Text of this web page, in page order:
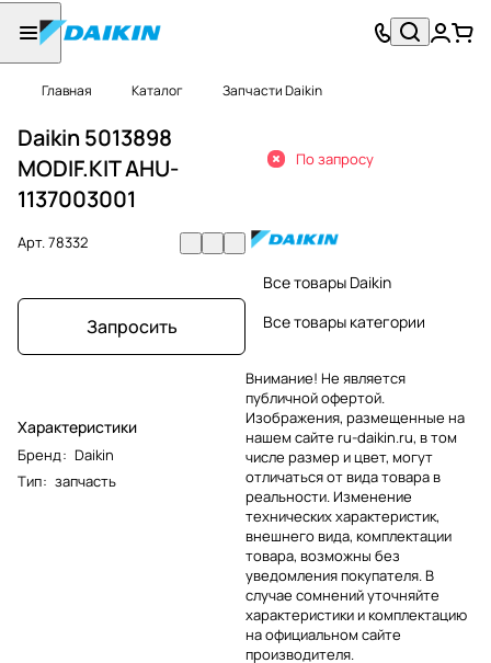
Главная Каталог Запчасти Daikin
Daikin 5013898
MODIF.KIT AHU-
1137003001
Арт.78332
Запросить
Характеристики
Бренд: Daikin
Тип: запчасть
По запросу
Все товары Daikin
Все товары категории
Внимание! Не является
публичной офертой.
Изображения, размещенные на
нашем сайте ru-daikin.ru, в том
числе размер и цвет, могут
отличаться от вида товара в
реальности. Изменение
технических характеристик,
внешнего вида, комплектации
товара, возможны без
уведомления покупателя. В
случае сомнений уточняйте
характеристики и комплектацию
на официальном сайте
производителя.